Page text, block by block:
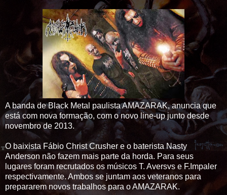
A banda de Black Metal paulista AMAZARAK, anuncia que
está com nova formação, com o novo line-up junto desde
novembro de 2013.
O baixista Fábio Christ Crusher e o baterista Nasty
Anderson não fazem mais parte da horda. Para seus
lugares foram recrutados os músicos T. Aversvs e F.Impaler
respectivamente. Ambos se juntam aos veteranos para
prepararem novos trabalhos para o AMAZARAK.